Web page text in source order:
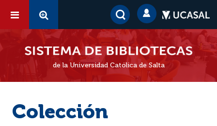
de la Universidad Católica de Salta
Colección